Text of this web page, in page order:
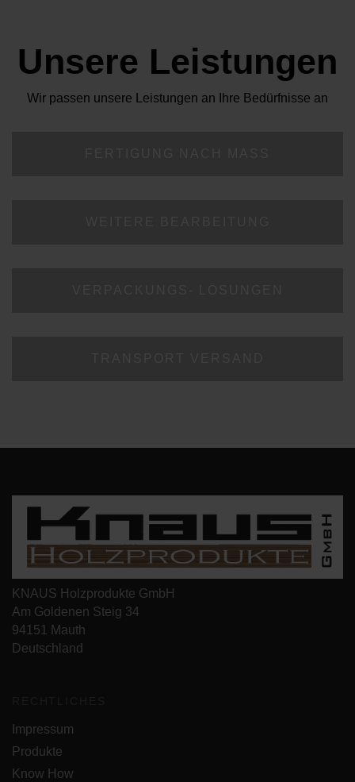
Unsere Leistungen
Wir passen unsere Leistungen an Ihre Bedürfnisse an
KNAUS Holzprodukte GmbH
Am Goldenen Steig 34
94151 Mauth
Deutschland
Impressum
Produkte
Know How